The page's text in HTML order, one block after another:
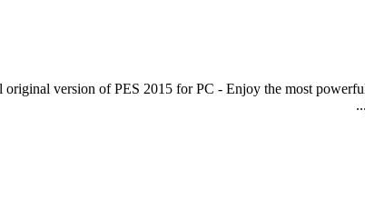
version of PES 2015 for PC - Enjoy the most